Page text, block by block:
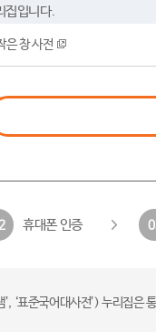
집입니다.
은 창 사전
휴대폰 인증
‘표준국어대사전’) 누리집